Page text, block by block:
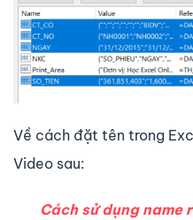
Về cách đặt tên trong
Video sau:
Cách sử dụng